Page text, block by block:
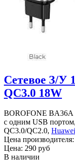
Сетевое З/У
QC3.0 18W
BOROFONE BA36A
с одним USB
QC3.0/QC2.0, Huawei
Цена производителя:
Цена: 290 руб
В наличии